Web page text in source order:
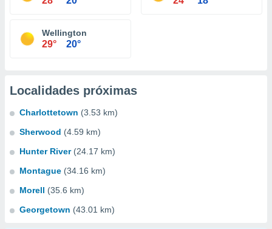
Wellington
29° 20°
Localidades próximas
Charlottetown (3.53 km)
Sherwood (4.59 km)
Hunter River (24.17 km)
Montague (34.16 km)
Morell (35.6 km)
Georgetown (43.01 km)